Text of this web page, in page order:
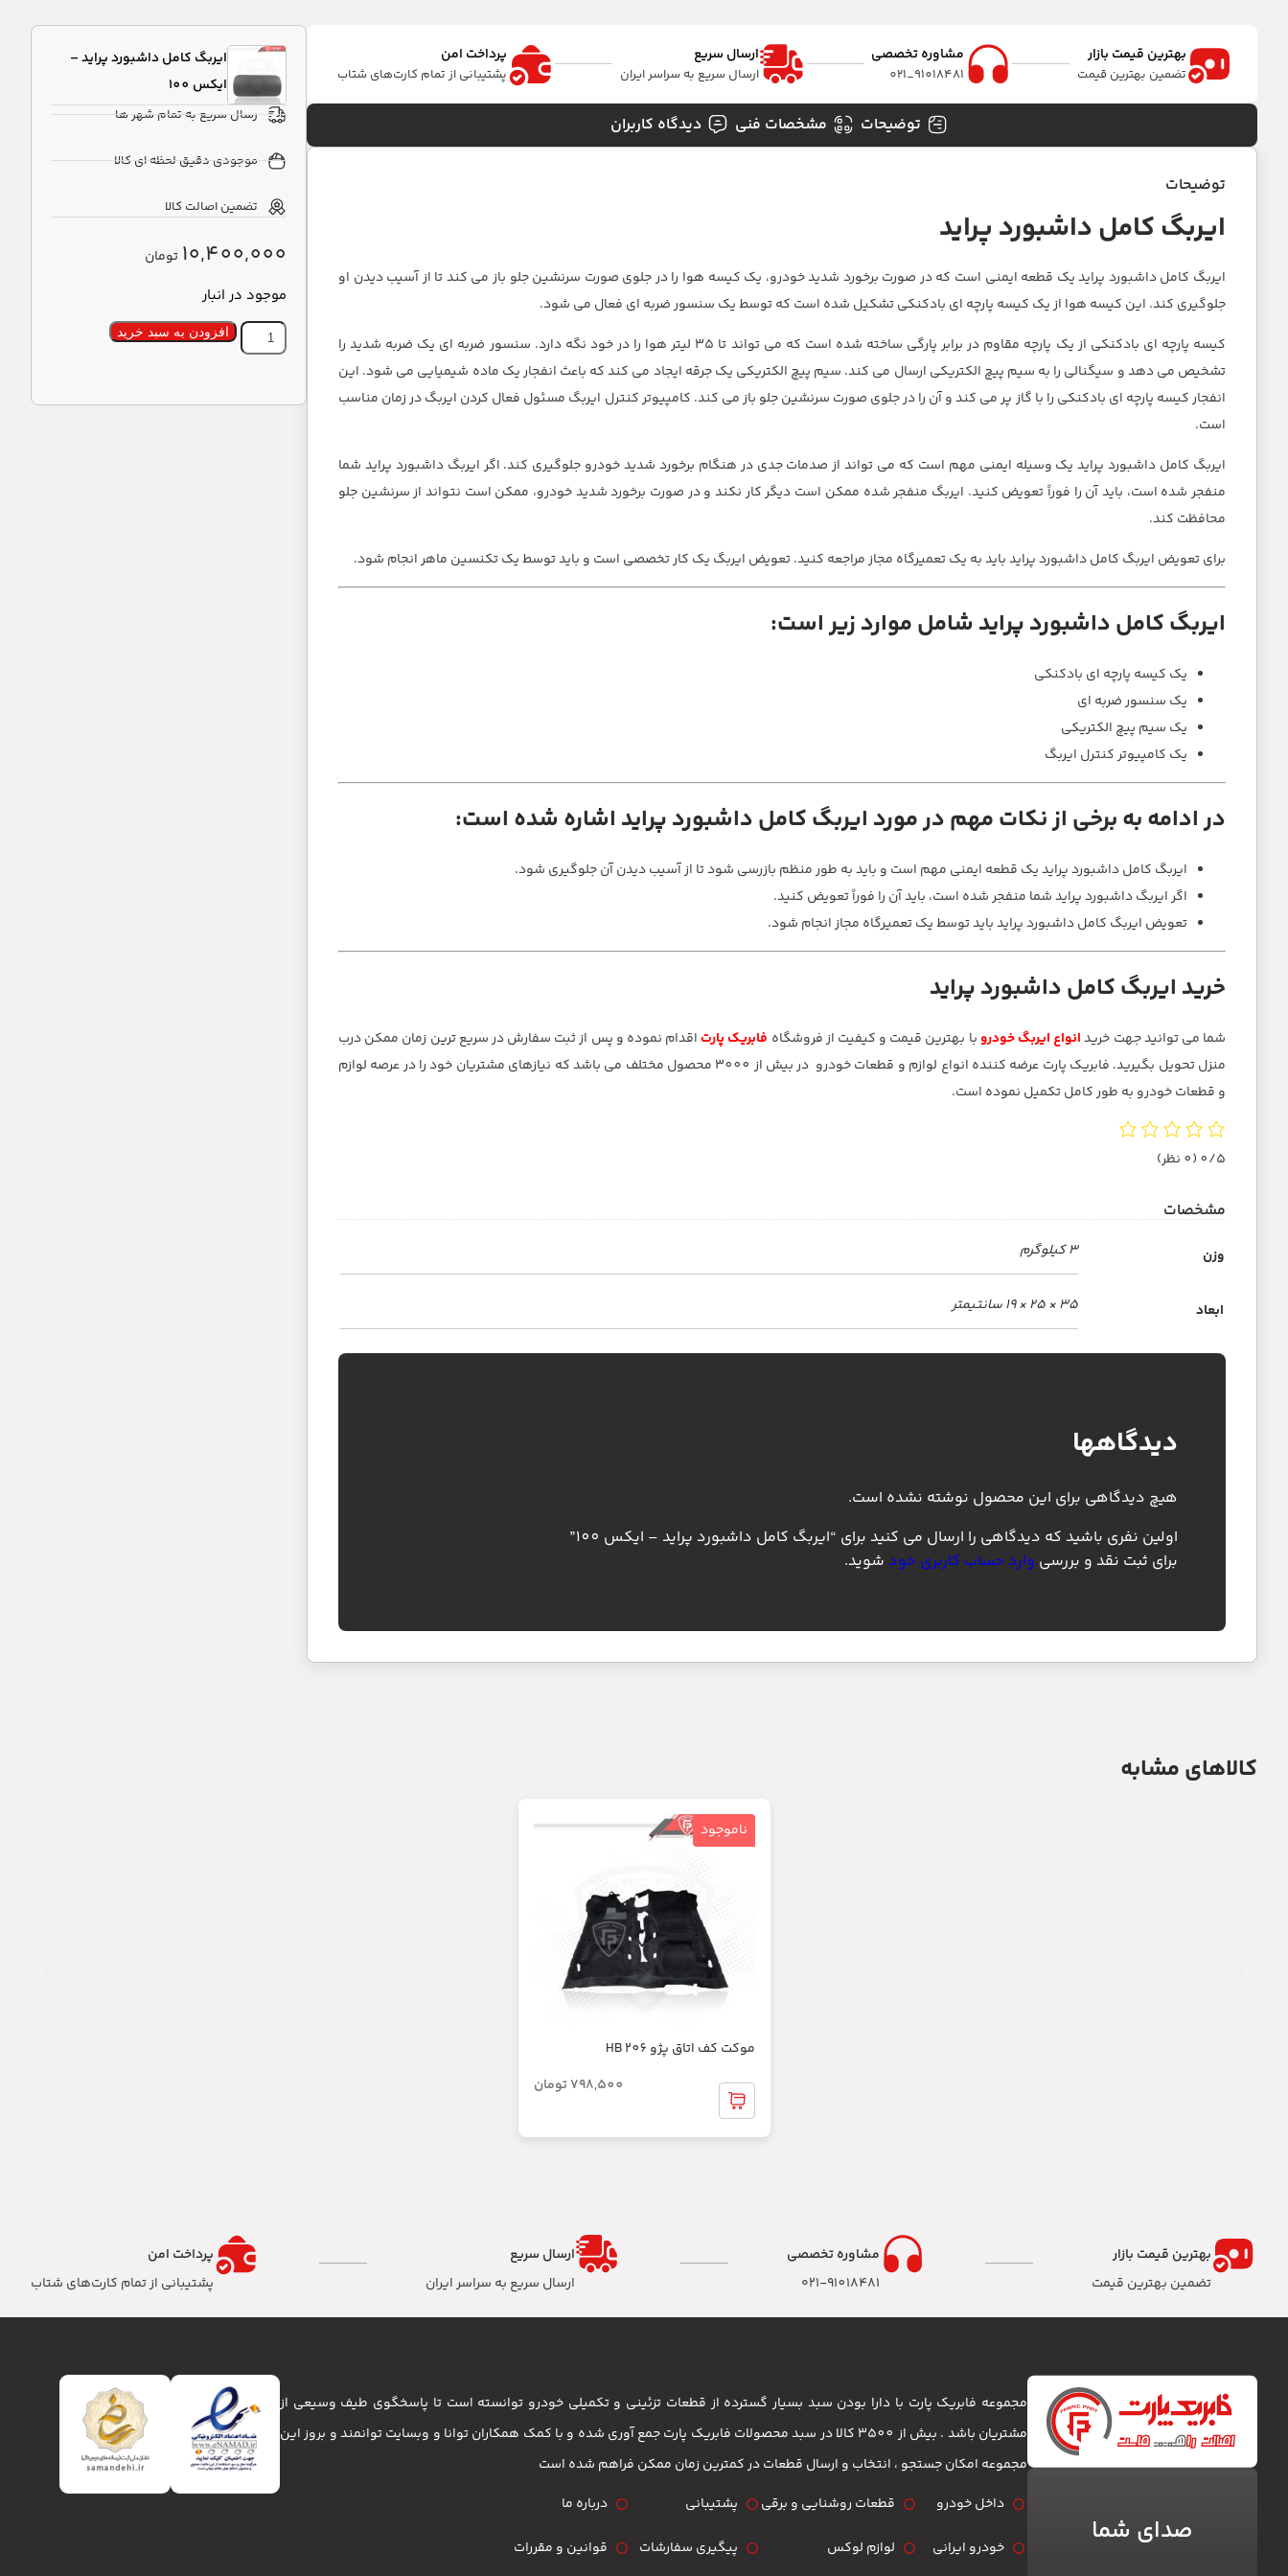
بهترین قیمت بازار
تضمین بهترین قیمت
مشاوره تخصصی
91018481_021
ارسال سریع
ارسال سریع به سراسر ایران
پرداخت امن
پشتیبانی از تمام کارت‌های شتاب
توضیحات مشخصات فنی دیدگاه کاربران
توضیحات
ایربگ کامل داشبورد پراید
ایربگ کامل داشبورد پراید یک قطعه ایمنی است که در صورت برخورد شدید خودرو، یک کیسه هوا را در جلوی صورت سرنشین جلو باز می کند تا از آسیب دیدن او
جلوگیری کند. این کیسه هوا از یک کیسه پارچه ای بادکنکی تشکیل شده است که توسط یک سنسور ضربه ای فعال می شود.
کیسه پارچه ای بادکنکی از یک پارچه مقاوم در برابر پارگی ساخته شده است که می تواند تا 35 لیتر هوا را در خود نگه دارد. سنسور ضربه ای یک ضربه شدید را
تشخیص می دهد و سیگنالی را به سیم پیچ الکتریکی ارسال می کند. سیم پیچ الکتریکی یک جرقه ایجاد می کند که باعث انفجار یک ماده شیمیایی می شود. این
انفجار کیسه پارچه ای بادکنکی را با گاز پر می کند و آن را در جلوی صورت سرنشین جلو باز می کند. کامپیوتر کنترل ایربگ مسئول فعال کردن ایربگ در زمان مناسب
است.
ایربگ کامل داشبورد پراید یک وسیله ایمنی مهم است که می تواند از صدمات جدی در هنگام برخورد شدید خودرو جلوگیری کند. اگر ایربگ داشبورد پراید شما
منفجر شده است، باید آن را فوراً تعویض کنید. ایربگ منفجر شده ممکن است دیگر کار نکند و در صورت برخورد شدید خودرو، ممکن است نتواند از سرنشین جلو
محافظت کند.
برای تعویض ایربگ کامل داشبورد پراید باید به یک تعمیرگاه مجاز مراجعه کنید. تعویض ایربگ یک کار تخصصی است و باید توسط یک تکنسین ماهر انجام شود.
ایربگ کامل داشبورد پراید شامل موارد زیر است:
یک کیسه پارچه ای بادکنکی
یک سنسور ضربه ای
یک سیم پیچ الکتریکی
یک کامپیوتر کنترل ایربگ
در ادامه به برخی از نکات مهم در مورد ایربگ کامل داشبورد پراید اشاره شده است:
ایربگ کامل داشبورد پراید یک قطعه ایمنی مهم است و باید به طور منظم بازرسی شود تا از آسیب دیدن آن جلوگیری شود.
اگر ایربگ داشبورد پراید شما منفجر شده است، باید آن را فوراً تعویض کنید.
تعویض ایربگ کامل داشبورد پراید باید توسط یک تعمیرگاه مجاز انجام شود.
خرید ایربگ کامل داشبورد پراید
شما می توانید جهت خریدانواع ایربگ خودروبا بهترین قیمت و کیفیت از فروشگاه فابریک پارت اقدام نموده و پس از ثبت سفارش در سریع ترین زمان ممکن درب
منزل تحویل بگیرید. فابریک پارت عرضه کننده انواع لوازم و قطعات خودرو در بیش از 3000 محصول مختلف می باشد که نیازهای مشتریان خود را در عرصه لوازم
و قطعات خودرو به طور کامل تکمیل نموده است.
0/5 (0 نظر)
مشخصات
وزن 3 کیلوگرم
ابعاد 35 × 25 × 19 سانتیمتر
دیدگاهها
هیچ دیدگاهی برای این محصول نوشته نشده است.
اولین نفری باشید که دیدگاهی را ارسال می کنید برای “ایربگ کامل داشبورد پراید – ایکس 100”
برای ثبت نقد و بررسی وارد حساب کاربری خود شوید.
ایربگ کامل داشبورد پراید –
ایکس 100
رسال سریع به تمام شهر ها
موجودی دقیق لحظه ای کالا
تضمین اصالت کالا
10,400,000 تومان
موجود در انبار
افزودن به سبد خرید
کالاهای مشابه
ناموجود
موکت کف اتاق پژو 206 HB
798,500 تومان
بهترین قیمت بازار
تضمین بهترین قیمت
مشاوره تخصصی
۰۲۱-91018481
ارسال سریع
ارسال سریع به سراسر ایران
پرداخت امن
پشتیبانی از تمام کارت‌های شتاب
صدای شما
مجموعه فابریک پارت با دارا بودن سبد بسیار گسترده از قطعات تزئینی و تکمیلی خودرو توانسته است تا پاسخگوی طیف وسیعی از
مشتریان باشد . بیش از 3500 کالا در سبد محصولات فابریک پارت جمع آوری شده و با کمک همکاران توانا و وبسایت توانمند و بروز این
مجموعه امکان جستجو ، انتخاب و ارسال قطعات در کمترین زمان ممکن فراهم شده است
داخل خودرو
خودرو ایرانی
قطعات روشنایی و برقی
لوازم لوکس
پشتیبانی
پیگیری سفارشات
درباره ما
قوانین و مقررات